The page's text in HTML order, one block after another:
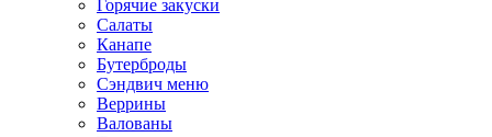
Горячие закуски
Салаты
Канапе
Бутерброды
Сэндвич меню
Веррины
Валованы